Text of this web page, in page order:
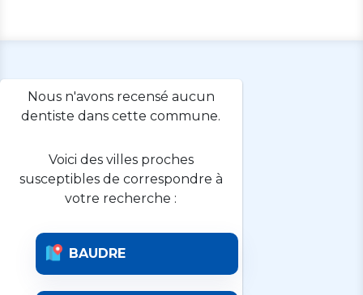
Nous n'avons recensé aucun
dentiste dans cette commune.
Voici des villes proches
susceptibles de correspondre à
votre recherche :
BAUDRE